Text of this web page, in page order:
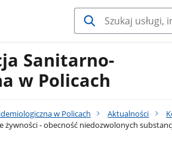
Sanitarno-
w Policach
w Policach Aktualności
żywności - obecność niedozwolonych